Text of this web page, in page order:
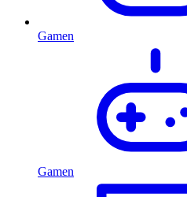
Gamen
Gamen